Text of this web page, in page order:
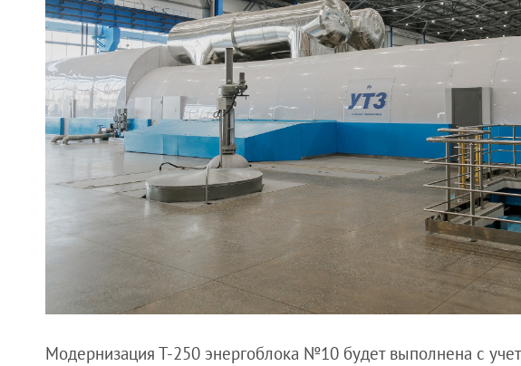
Модернизация Т-250 энергоблока №10 будет выполнена с